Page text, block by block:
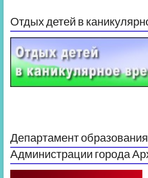
Отдых детей в
Департамент образования
Администрации города